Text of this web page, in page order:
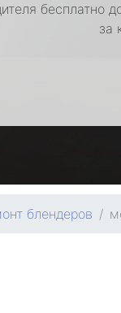
бесплатно
за
блендеров